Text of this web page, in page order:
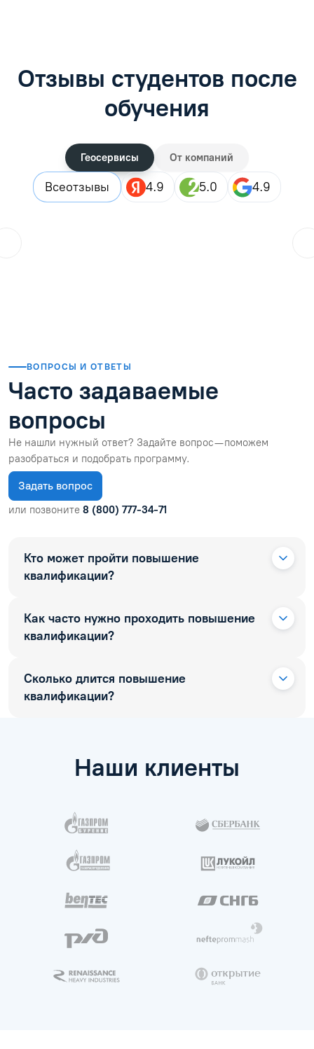
Отзывы студентов после
обучения
Геосервисы От компаний
Всеотзывы 4.9 5.0 4.9
ВОПРОСЫ И ОТВЕТЫ
Часто задаваемые
вопросы
Не нашли нужный ответ? Задайте вопрос — поможем
разобраться и подобрать программу.
Задать вопрос
или позвоните 8 (800) 777-34-71
Кто может пройти повышение
квалификации?
Как часто нужно проходить повышение
квалификации?
Сколько длится повышение
квалификации?
Наши клиенты